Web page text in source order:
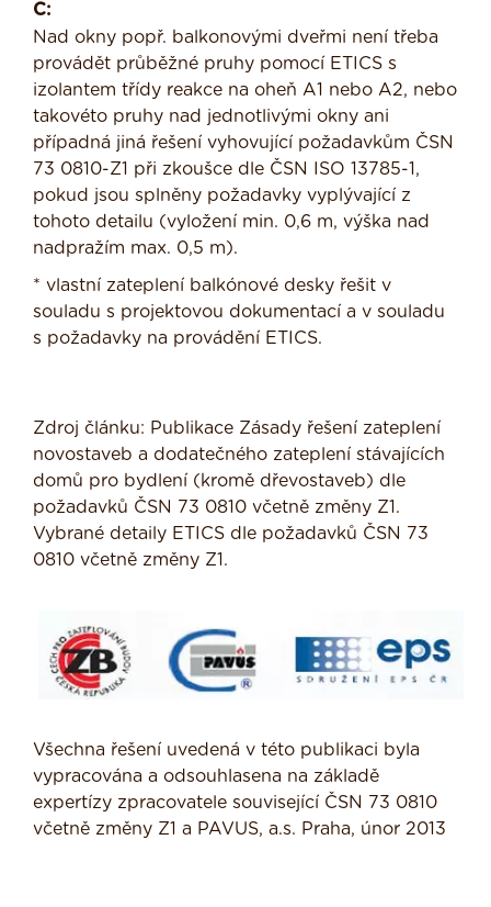
C:
Nad okny popř. balkonovými dveřmi není třeba
provádět průběžné pruhy pomocí ETICS s
izolantem třídy reakce na oheň A1 nebo A2, nebo
takovéto pruhy nad jednotlivými okny ani
případná jiná řešení vyhovující požadavkům ČSN
73 0810-Z1 při zkoušce dle ČSN ISO 13785-1,
pokud jsou splněny požadavky vyplývající z
tohoto detailu (vyložení min. 0,6 m, výška nad
nadpražím max. 0,5 m).
* vlastní zateplení balkónové desky řešit v
souladu s projektovou dokumentací a v souladu
s požadavky na provádění ETICS.
Zdroj článku: Publikace Zásady řešení zateplení
novostaveb a dodatečného zateplení stávajících
domů pro bydlení (kromě dřevostaveb) dle
požadavků ČSN 73 0810 včetně změny Z1.
Vybrané detaily ETICS dle požadavků ČSN 73
0810 včetně změny Z1.
Všechna řešení uvedená v této publikaci byla
vypracována a odsouhlasena na základě
expertízy zpracovatele související ČSN 73 0810
včetně změny Z1 a PAVUS, a.s. Praha, únor 2013